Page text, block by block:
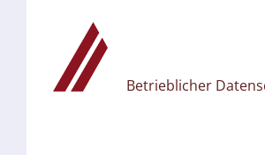
Betrieblicher